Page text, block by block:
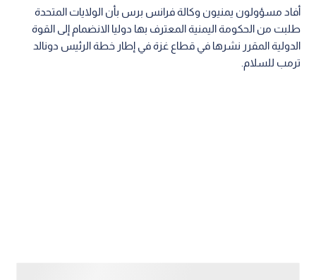
أفاد مسؤولون يمنيون وكالة فرانس برس بأن الولايات المتحدة
طلبت من الحكومة اليمنية المعترف بها دوليا الانضمام إلى القوة
الدولية المقرر نشرها في قطاع غزة في إطار خطة الرئيس دونالد
ترمب للسلام.